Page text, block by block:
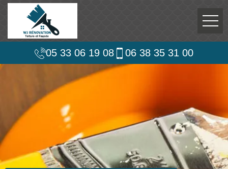
05 33 06 19 08 06 38 35 31 00